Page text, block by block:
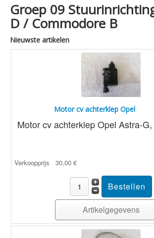
Contact
Groep 09
D / Commodore B
Nieuwste artikelen
Motor cv achterklep Opel
Motor cv achterklep Opel Astra-
Verkoopprijs 30,00 €
Artikelgegevens